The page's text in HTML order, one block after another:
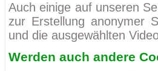
Auch einige auf unseren
zur Erstellung anonymer
und die ausgewählten
Werden auch andere